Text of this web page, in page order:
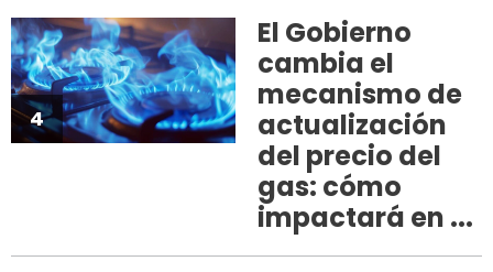
4
El Gobierno
cambia el
mecanismo de
actualización
del precio del
gas: cómo
impactará en ...